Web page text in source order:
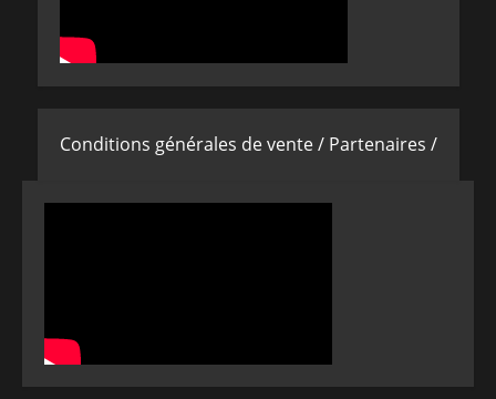
Conditions générales de vente / Partenaires /